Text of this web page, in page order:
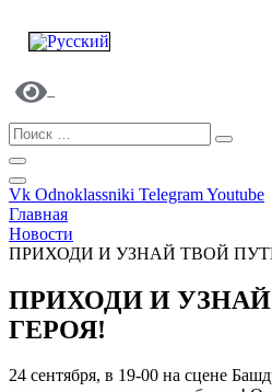
Vk Odnoklassniki TelegramYoutube
Главная
Новости
ПРИХОДИ И УЗНАЙ ТВОЙ
ПРИХОДИ И
ГЕРОЯ!
24 сентября, в 19-00 на сцене